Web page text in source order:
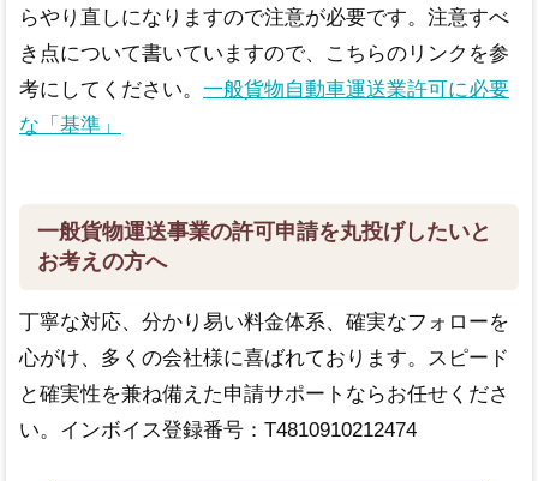
らやり直しになりますので注意が必要です。注意すべ
き点について書いていますので、こちらのリンクを参
考にしてください。 一般貨物自動車運送業許可に必要
な「基準」
一般貨物運送事業の許可申請を丸投げしたいと
お考えの方へ
丁寧な対応、分かり易い料金体系、確実なフォローを
心がけ、多くの会社様に喜ばれております。スピード
と確実性を兼ね備えた申請サポートならお任せくださ
い。インボイス登録番号：T4810910212474